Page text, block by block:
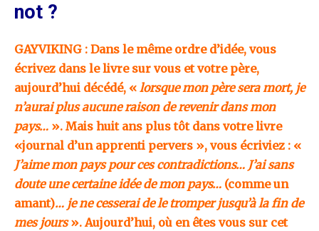
not ?
GAYVIKING : Dans le même ordre d’idée, vous
écrivez dans le livre sur vous et votre père,
aujourd’hui décédé, « lorsque mon père sera mort, je
n’aurai plus aucune raison de revenir dans mon
pays… ». Mais huit ans plus tôt dans votre livre
«journal d’un apprenti pervers », vous écriviez : «
J’aime mon pays pour ces contradictions… J’ai sans
doute une certaine idée de mon pays… (comme un
amant)… je ne cesserai de le tromper jusqu’à la fin de
mes jours». Aujourd’hui, où en êtes vous sur cet